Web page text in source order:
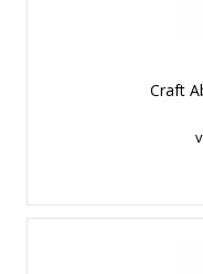
Craft